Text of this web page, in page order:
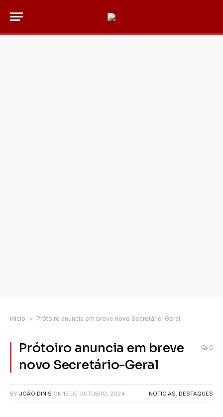
Início » Prótoiro anuncia em breve novo Secretário-Geral
Prótoiro anuncia em breve
novo Secretário-Geral
0
BY JOÃO DINIS ON 15 DE OUTUBRO, 2024 NOTICIAS, DESTAQUES